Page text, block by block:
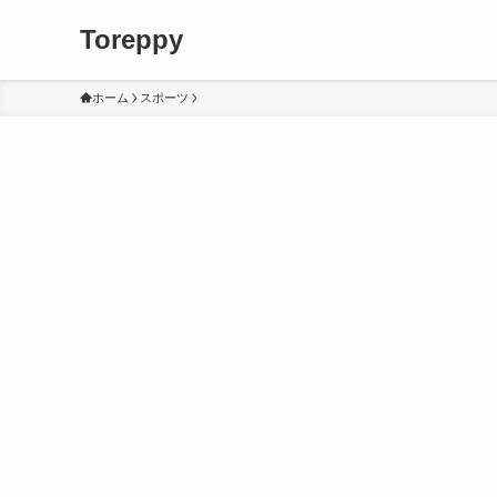
Toreppy
ホーム スポーツ